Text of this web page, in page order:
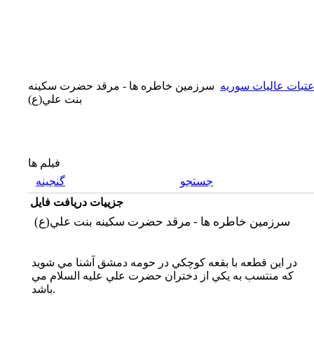
عتبات عاليات سوريه سرزمين خاطره ها - مرقد حضرت سكينه
بنت علي(ع)
فیلم ها
گنجینه
جستجو
جزییات دریافت فایل
در اين قطعه با بقعه كوچكي در حومه دمشق آشنا مي شويد
كه منتسب به يكي از دختران حضرت علي عليه السلام مي
باشد.